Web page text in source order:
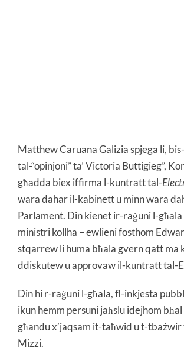
Matthew Caruana Galizia spjega li,
tal-“opinjoni” ta’ Victoria Buttigieg”,
għadda biex iffirma l-kuntratt tal-
wara dahar il-kabinett u minn wara
Parlament. Din kienet ir-raġuni l-
ministri kollha – ewlieni fosthom
stqarrew li huma bħala gvern qatt ma
ddiskutew u approvaw il-kuntratt tal-
Din hi r-raġuni l-għala, fl-inkjesta
ikun hemm persuni jaħslu idejhom
għandu x’jaqsam it-taħwid u t-tbażwir
Mizzi.